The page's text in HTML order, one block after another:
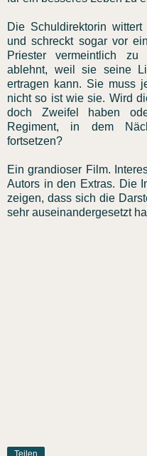
Die Schuldirektorin
und schreckt sogar vor
Priester vermeintlich
ablehnt, weil sie seine
ertragen kann. Sie muss
nicht so ist wie sie. Wird
doch Zweifel haben
Regiment, in dem
fortsetzen?
Ein grandioser Film.
Autors in den Extras. Die
zeigen, dass sich die
sehr auseinandergesetzt
Teilen